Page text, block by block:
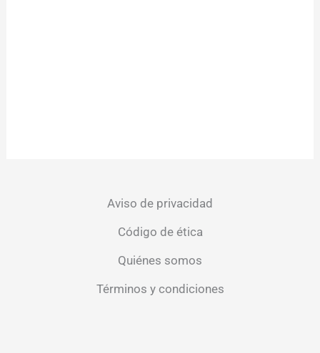
Aviso de privacidad
Código de ética
Quiénes somos
Términos y condiciones